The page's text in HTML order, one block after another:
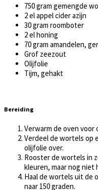
750 gram gemengde
2 el appel cider azijn
30 gram roomboter
2 el honing
70 gram amandelen,
Grof zeezout
Olijfolie
Tijm, gehakt
Bereiding
Verwarm de oven voor
Verdeel de wortels op
olijfolie over.
Rooster de wortels in
kleuren, maar nog niet
Haal de wortels uit de
naar 150 graden.